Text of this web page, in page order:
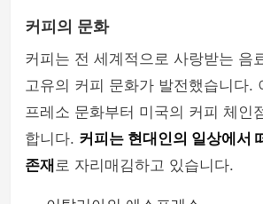
커피의 문화
커피는 전 세계적으로 사랑받는 음
고유의 커피 문화가 발전했습니다.
프레소 문화부터 미국의 커피 체인
합니다. 커피는 현대인의 일상에서
존재 로 자리매김하고 있습니다.